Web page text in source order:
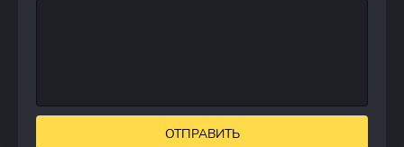
ОТПРАВИТЬ